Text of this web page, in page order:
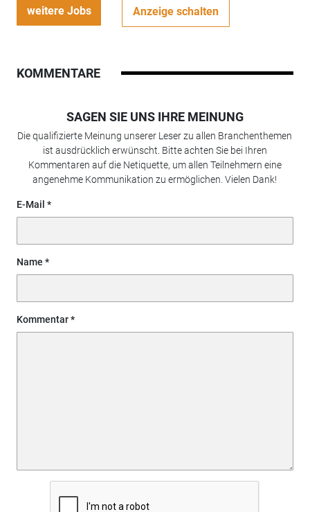
weitere Jobs Anzeige schalten
KOMMENTARE
SAGEN SIE UNS IHRE MEINUNG
Die qualifizierte Meinung unserer Leser zu allen Branchenthemen
ist ausdrücklich erwünscht. Bitte achten Sie bei Ihren
Kommentaren auf die Netiquette, um allen Teilnehmern eine
angenehme Kommunikation zu ermöglichen. Vielen Dank!
E-Mail
Name
Kommentar